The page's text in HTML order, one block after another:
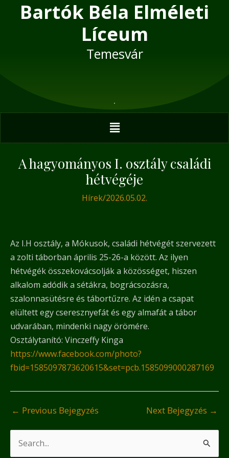
Bartók Béla Elméleti
Líceum
Temesvár
Menu
A hagyományos I. osztály családi
hétvégéje
Hírek/2026.05.02.
Az I.H osztály, a Mókusok, családi hétvégét szervezett
a zolti táborban április 25-26-a között. Az ilyen
hétvégék összekovácsolják a közösséget, hiszen
alkalom adódik a sétákra, bográcsozásra,
szalonnasütésre és tábortűzre. Az idén a csapat
elültett egy cseresznyefát és egy almafát a tábor
udvarában, mindenki nagy örömére.
Osztálytanító: Vinczeffy Kinga
https://www.facebook.com/photo?
fbid=1585097873620615&set=pcb.1585099000287169
Post
navigation
← Previous Bejegyzés Next Bejegyzés →